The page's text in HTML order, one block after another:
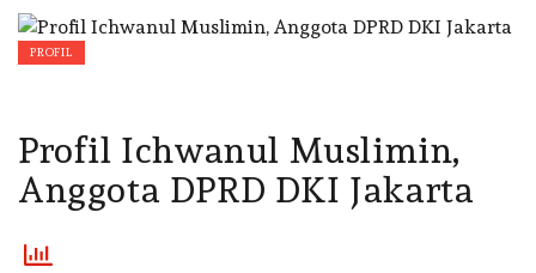
PROFIL
Profil Ichwanul Muslimin,
Anggota DPRD DKI Jakarta